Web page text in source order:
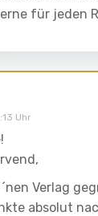
für jeden
Uhr
Verlag
absolut